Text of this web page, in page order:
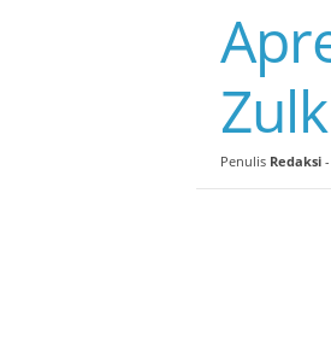
Penulis Redaksi-